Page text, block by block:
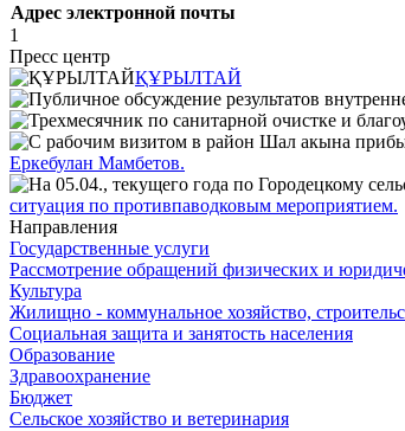
Адрес электронной почты
1
Пресс центр
ҚҰРЫЛТАЙ
Еркебулан Мамбетов.
ситуация по противпаводковым мероприятием.
Направления
Государственные услуги
Рассмотрение обращений физических и
Культура
Жилищно - коммунальное хозяйство,
Социальная защита и занятость населения
Образование
Здравоохранение
Бюджет
Сельское хозяйство и ветеринария